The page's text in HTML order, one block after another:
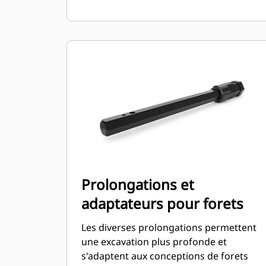
Prolongations et
adaptateurs pour forets
Les diverses prolongations permettent
une excavation plus profonde et
s'adaptent aux conceptions de forets